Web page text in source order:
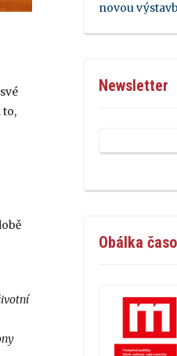
to,
novou
Newsletter
Obálka